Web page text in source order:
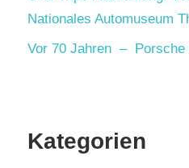
Nationales Automuseum
Vor 70 Jahren – Porsche
Kategorien